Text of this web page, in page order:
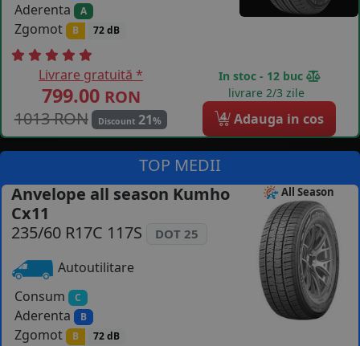
Aderenta A
Zgomot B 72 dB
Livrare gratuită *
799.00 RON
1013 RON
Discount 21%
In stoc - 12 buc
livrare 2/3 zile
4 Adauga in cos
TOP MEDII
All Season
Anvelope all season Kumho
Cx11
235/60 R17C 117S
DOT 25
Autoutilitare
Consum
C
Aderenta B
Zgomot B 72 dB